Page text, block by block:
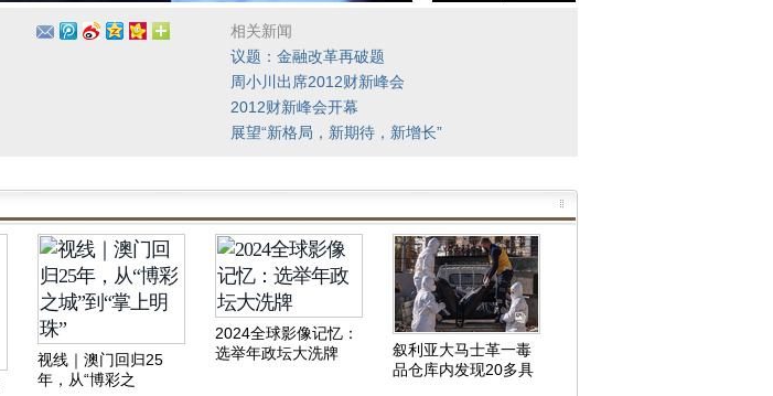
相关新闻
议题：金融改革再破题
周小川出席2012财新峰会
2012财新峰会开幕
展望“新格局，新期待，新增长”
视线｜澳门回归25
年，从“博彩之
2024全球影像记忆：
选举年政坛大洗牌
叙利亚大马士革一毒
品仓库内发现20多具